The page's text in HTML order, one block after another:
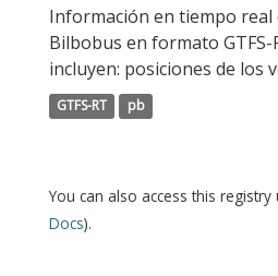
Información en tiempo real
Bilbobus en formato GTFS-
incluyen: posiciones de los
GTFS-RT pb
You can also access this registry
Docs).